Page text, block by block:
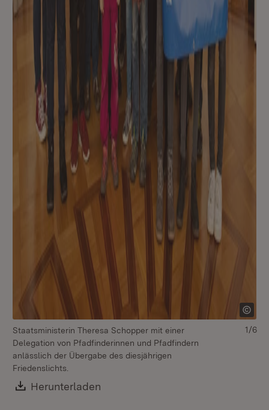
Staatsministerin Theresa Schopper mit einer
Delegation von Pfadfinderinnen und Pfadfindern
anlässlich der Übergabe des diesjährigen
Friedenslichts.
Download:
Herunterladen
1/6